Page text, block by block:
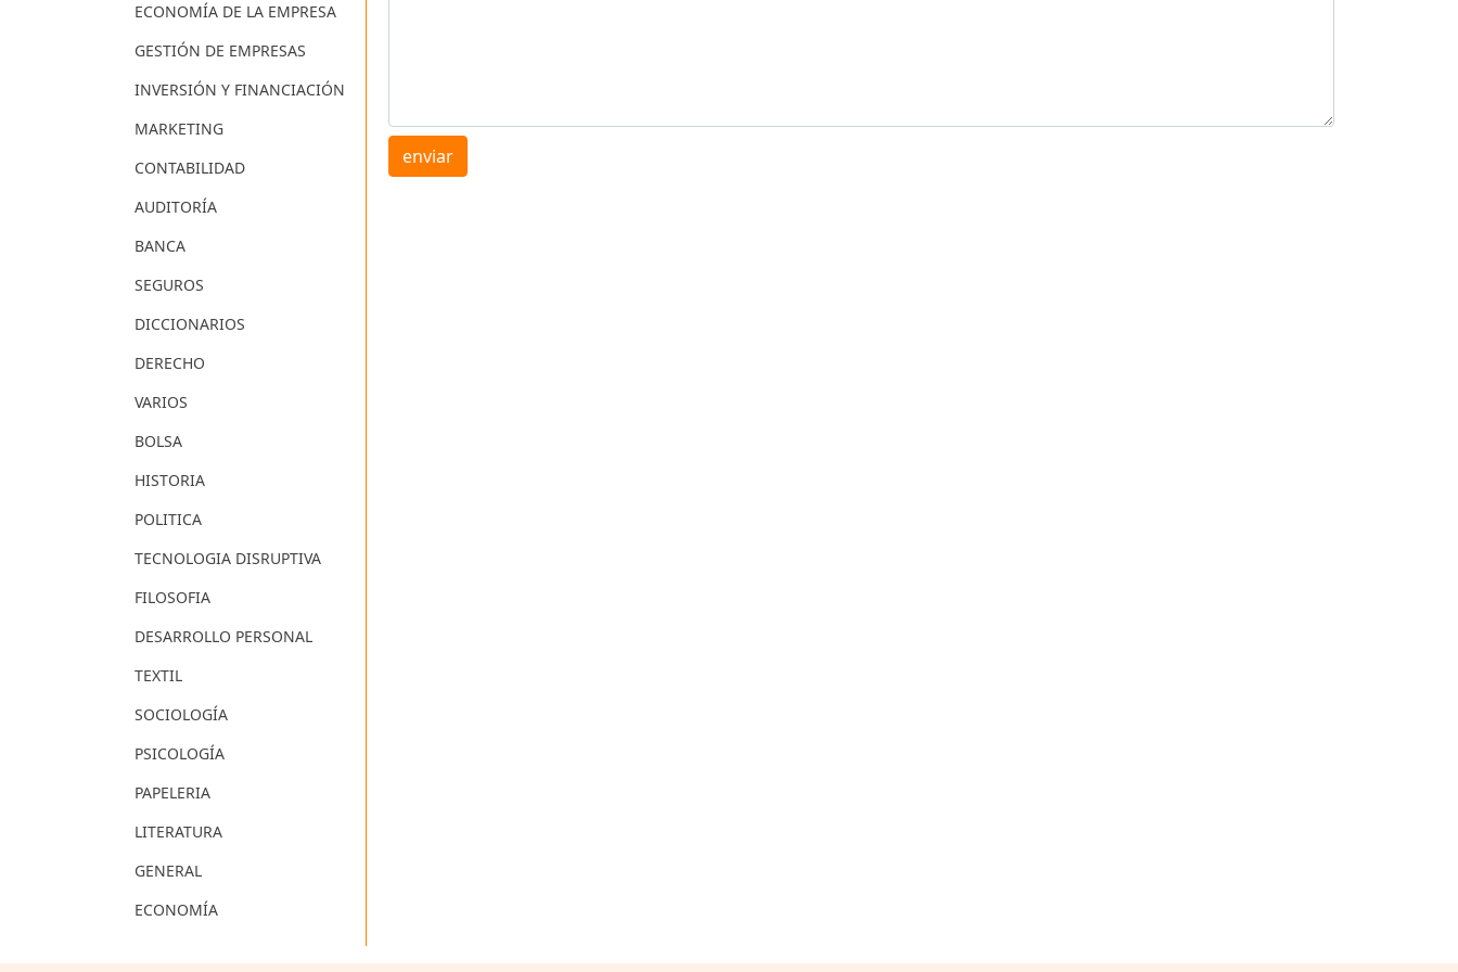
ECONOMÍA DE LA EMPRESA
GESTIÓN DE EMPRESAS
INVERSIÓN Y FINANCIACIÓN
MARKETING
CONTABILIDAD
AUDITORÍA
BANCA
SEGUROS
DICCIONARIOS
DERECHO
VARIOS
BOLSA
HISTORIA
POLITICA
TECNOLOGIA DISRUPTIVA
FILOSOFIA
DESARROLLO PERSONAL
TEXTIL
SOCIOLOGÍA
PSICOLOGÍA
PAPELERIA
LITERATURA
GENERAL
ECONOMÍA
enviar